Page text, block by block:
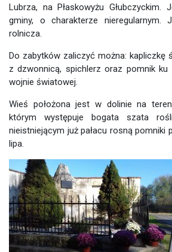
Lubrza, na Płaskowyżu Głubczyckim.
gminy, o charakterze
rolnicza.
Do zabytków zaliczyć można: kapliczkę
z dzwonnicą, spichlerz oraz pomnik
wojnie światowej.
Wieś położona jest w dolinie na
którym występuje bogata szata
nieistniejącym już pałacu rosną pomniki
lipa.